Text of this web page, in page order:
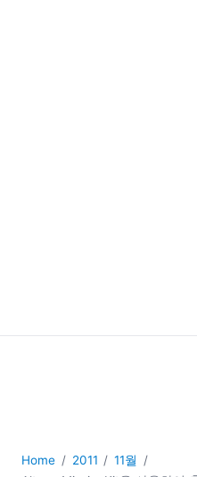
Home 2011
11월